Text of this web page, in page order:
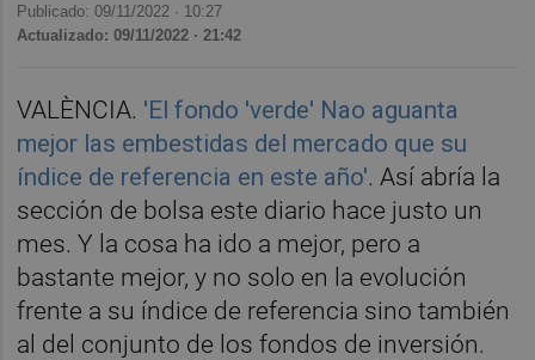
Publicado: 09/11/2022 · 10:27
Actualizado: 09/11/2022 · 21:42
VALÈNCIA. 'El fondo 'verde' Nao aguanta
mejor las embestidas del mercado que su
índice de referencia en este año'. Así abría la
sección de bolsa este diario hace justo un
mes. Y la cosa ha ido a mejor, pero a
bastante mejor, y no solo en la evolución
frente a su índice de referencia sino también
al del conjunto de los fondos de inversión.